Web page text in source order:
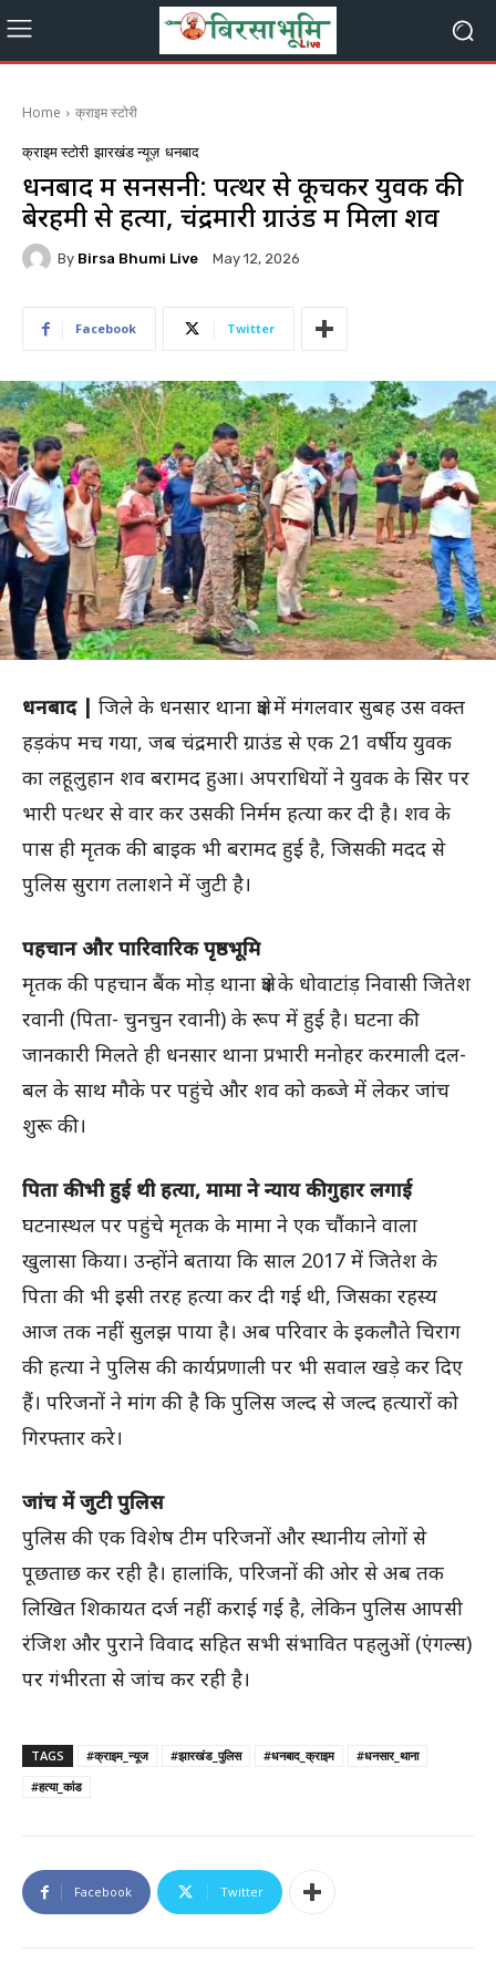
Home क्राइम स्टोरी
क्राइम स्टोरी झारखंड न्यूज़ धनबाद
धनबाद में सनसनी: पत्थर से कूचकर युवक की
बेरहमी से हत्या, चंद्रमारी ग्राउंड में मिला शव
By Birsa Bhumi Live May 12, 2026
Facebook Twitter
धनबाद | जिले के धनसार थाना क्षेत्र में मंगलवार सुबह उस वक्त
हड़कंप मच गया, जब चंद्रमारी ग्राउंड से एक 21 वर्षीय युवक
का लहूलुहान शव बरामद हुआ। अपराधियों ने युवक के सिर पर
भारी पत्थर से वार कर उसकी निर्मम हत्या कर दी है। शव के
पास ही मृतक की बाइक भी बरामद हुई है, जिसकी मदद से
पुलिस सुराग तलाशने में जुटी है।
पहचान और पारिवारिक पृष्ठभूमि
मृतक की पहचान बैंक मोड़ थाना क्षेत्र के धोवाटांड़ निवासी जितेश
रवानी (पिता- चुनचुन रवानी) के रूप में हुई है। घटना की
जानकारी मिलते ही धनसार थाना प्रभारी मनोहर करमाली दल-
बल के साथ मौके पर पहुंचे और शव को कब्जे में लेकर जांच
शुरू की।
पिता की भी हुई थी हत्या, मामा ने न्याय की गुहार लगाई
घटनास्थल पर पहुंचे मृतक के मामा ने एक चौंकाने वाला
खुलासा किया। उन्होंने बताया कि साल 2017 में जितेश के
पिता की भी इसी तरह हत्या कर दी गई थी, जिसका रहस्य
आज तक नहीं सुलझ पाया है। अब परिवार के इकलौते चिराग
की हत्या ने पुलिस की कार्यप्रणाली पर भी सवाल खड़े कर दिए
हैं। परिजनों ने मांग की है कि पुलिस जल्द से जल्द हत्यारों को
गिरफ्तार करे।
जांच में जुटी पुलिस
पुलिस की एक विशेष टीम परिजनों और स्थानीय लोगों से
पूछताछ कर रही है। हालांकि, परिजनों की ओर से अब तक
लिखित शिकायत दर्ज नहीं कराई गई है, लेकिन पुलिस आपसी
रंजिश और पुराने विवाद सहित सभी संभावित पहलुओं (एंगल्स)
पर गंभीरता से जांच कर रही है।
TAGS #क्राइम_न्यूज #झारखंड_पुलिस #धनबाद_क्राइम
#धनसार_थाना
#हत्या_कांड
Facebook Twitter